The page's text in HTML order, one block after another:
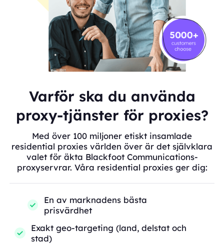
Varför ska du använda
proxy-tjänster för proxies?
Med över 100 miljoner etiskt insamlade
residential proxies världen över är det självklara
valet för äkta Blackfoot Communications-
proxyservrar. Våra residential proxies ger dig:
En av marknadens bästa
prisvärdhet
Exakt geo-targeting (land, delstat och
stad)